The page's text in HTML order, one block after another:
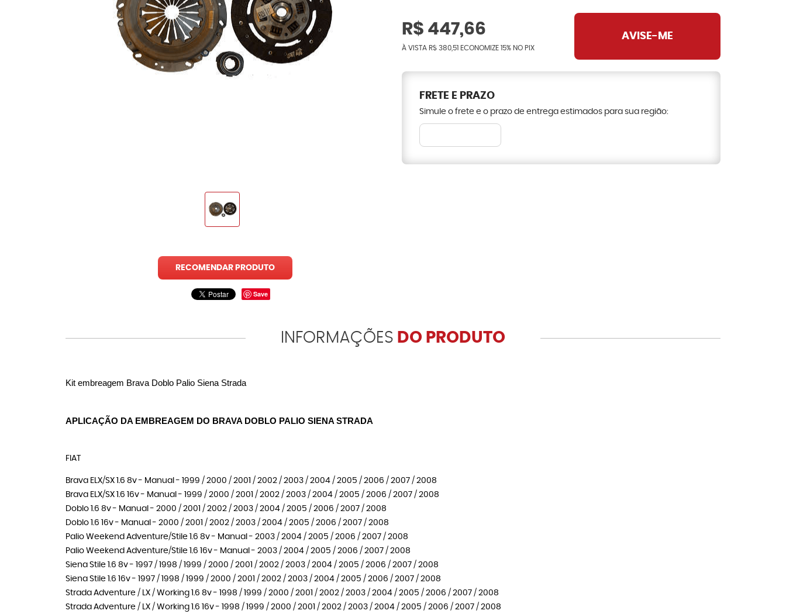
RECOMENDAR PRODUTO
Save
R$ 447,66
À VISTA R$ 380,51 ECONOMIZE 15% NO PIX
AVISE-ME
FRETE E PRAZO
Simule o frete e o prazo de entrega estimados para sua região:
INFORMAÇÕES DO PRODUTO
Kit embreagem Brava Doblo Palio Siena Strada
APLICAÇÃO DA EMBREAGEM DO BRAVA DOBLO PALIO SIENA STRADA
FIAT
Brava ELX/SX 1.6 8v - Manual - 1999 / 2000 / 2001 / 2002 / 2003 / 2004 / 2005 / 2006 / 2007 / 2008
Brava ELX/SX 1.6 16v - Manual - 1999 / 2000 / 2001 / 2002 / 2003 / 2004 / 2005 / 2006 / 2007 / 2008
Doblo 1.6 8v - Manual - 2000 / 2001 / 2002 / 2003 / 2004 / 2005 / 2006 / 2007 / 2008
Doblo 1.6 16v - Manual - 2000 / 2001 / 2002 / 2003 / 2004 / 2005 / 2006 / 2007 / 2008
Palio Weekend Adventure/Stile 1.6 8v - Manual - 2003 / 2004 / 2005 / 2006 / 2007 / 2008
Palio Weekend Adventure/Stile 1.6 16v - Manual - 2003 / 2004 / 2005 / 2006 / 2007 / 2008
Siena Stile 1.6 8v - 1997 / 1998 / 1999 / 2000 / 2001 / 2002 / 2003 / 2004 / 2005 / 2006 / 2007 / 2008
Siena Stile 1.6 16v - 1997 / 1998 / 1999 / 2000 / 2001 / 2002 / 2003 / 2004 / 2005 / 2006 / 2007 / 2008
Strada Adventure / LX / Working 1.6 8v - 1998 / 1999 / 2000 / 2001 / 2002 / 2003 / 2004 / 2005 / 2006 / 2007 / 2008
Strada Adventure / LX / Working 1.6 16v - 1998 / 1999 / 2000 / 2001 / 2002 / 2003 / 2004 / 2005 / 2006 / 2007 / 2008